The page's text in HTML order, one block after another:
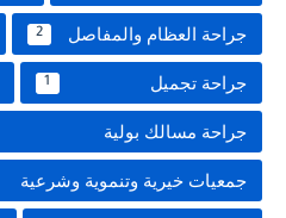
جراحة العظام والمفاصل 2
جراحة تجميل 1
جراحة مسالك بولية
جمعيات خيرية وتنموية وشرعية